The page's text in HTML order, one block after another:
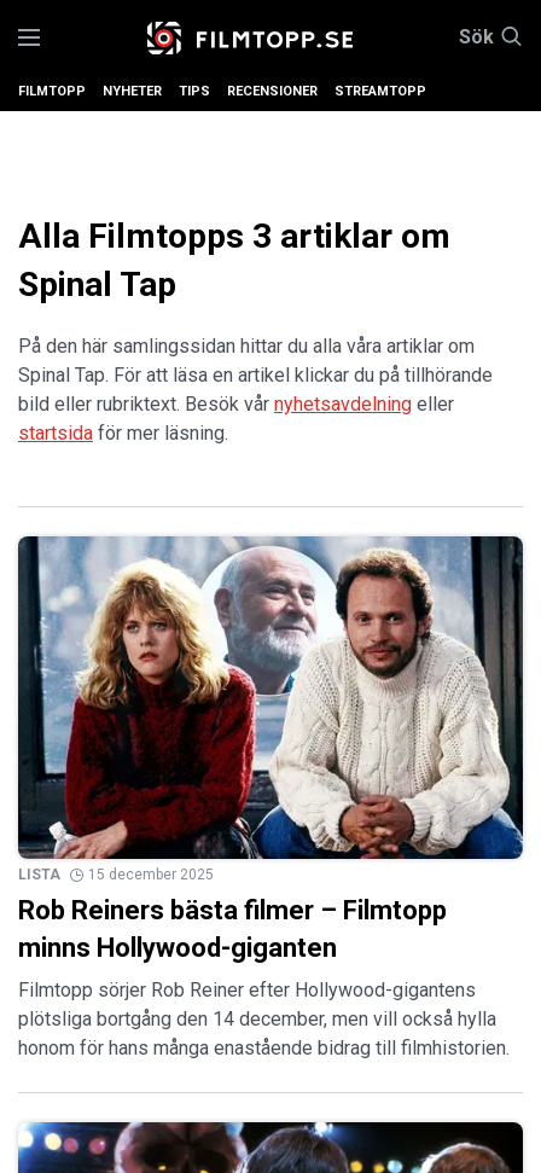
Sök
FILMTOPP NYHETER TIPS RECENSIONER STREAMTOPP
Alla Filmtopps 3 artiklar om
Spinal Tap
På den här samlingssidan hittar du alla våra artiklar om
Spinal Tap. För att läsa en artikel klickar du på tillhörande
bild eller rubriktext. Besök vår nyhetsavdelning eller
startsida för mer läsning.
LISTA 15 december 2025
Rob Reiners bästa filmer – Filmtopp
minns Hollywood-giganten
Filmtopp sörjer Rob Reiner efter Hollywood-gigantens
plötsliga bortgång den 14 december, men vill också hylla
honom för hans många enastående bidrag till filmhistorien.